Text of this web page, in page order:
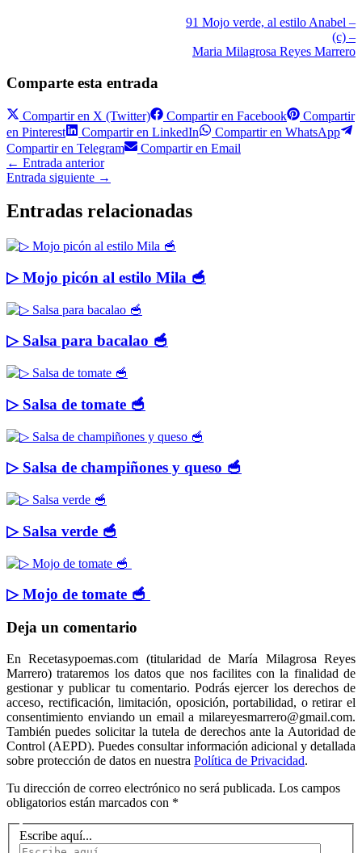
91 Mojo verde, al estilo Anabel –
(c) –
Maria Milagrosa Reyes Marrero
Comparte esta entrada
Compartir en X (Twitter) Compartir en Facebook
Compartir
en Pinterest Compartir en LinkedIn Compartir en WhatsApp
Compartir en Telegram Compartir en Email
← Entrada anterior
Entrada siguiente →
Entradas relacionadas
▷ Mojo picón al estilo Mila 🥣
▷ Salsa para bacalao 🥣
▷ Salsa de tomate 🥣
▷ Salsa de champiñones y queso 🥣
▷ Salsa verde 🥣
▷ Mojo de tomate 🥣
Deja un comentario
En Recetasypoemas.com (titularidad de María Milagrosa Reyes
Marrero) trataremos los datos que nos facilites con la finalidad de
gestionar y publicar tu comentario. Podrás ejercer los derechos de
acceso, rectificación, limitación, oposición, portabilidad, o retirar el
consentimiento enviando un email a milareyesmarrero@gmail.com.
También puedes solicitar la tutela de derechos ante la Autoridad de
Control (AEPD). Puedes consultar información adicional y detallada
sobre protección de datos en nuestra Política de Privacidad.
Tu dirección de correo electrónico no será publicada. Los campos
obligatorios están marcados con *
Escribe aquí...